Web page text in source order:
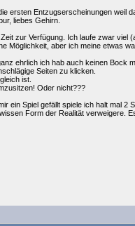
ersten Entzugserscheinungen weil
liebes Gehirn.
zur Verfügung. Ich laufe zwar viel
Möglichkeit, aber ich meine etwas
ehrlich ich hab auch keinen Bock
Seiten zu klicken.
ist.
Oder nicht???
ein Spiel gefällt spiele ich halt mal 2
Form der Realität verweigere.